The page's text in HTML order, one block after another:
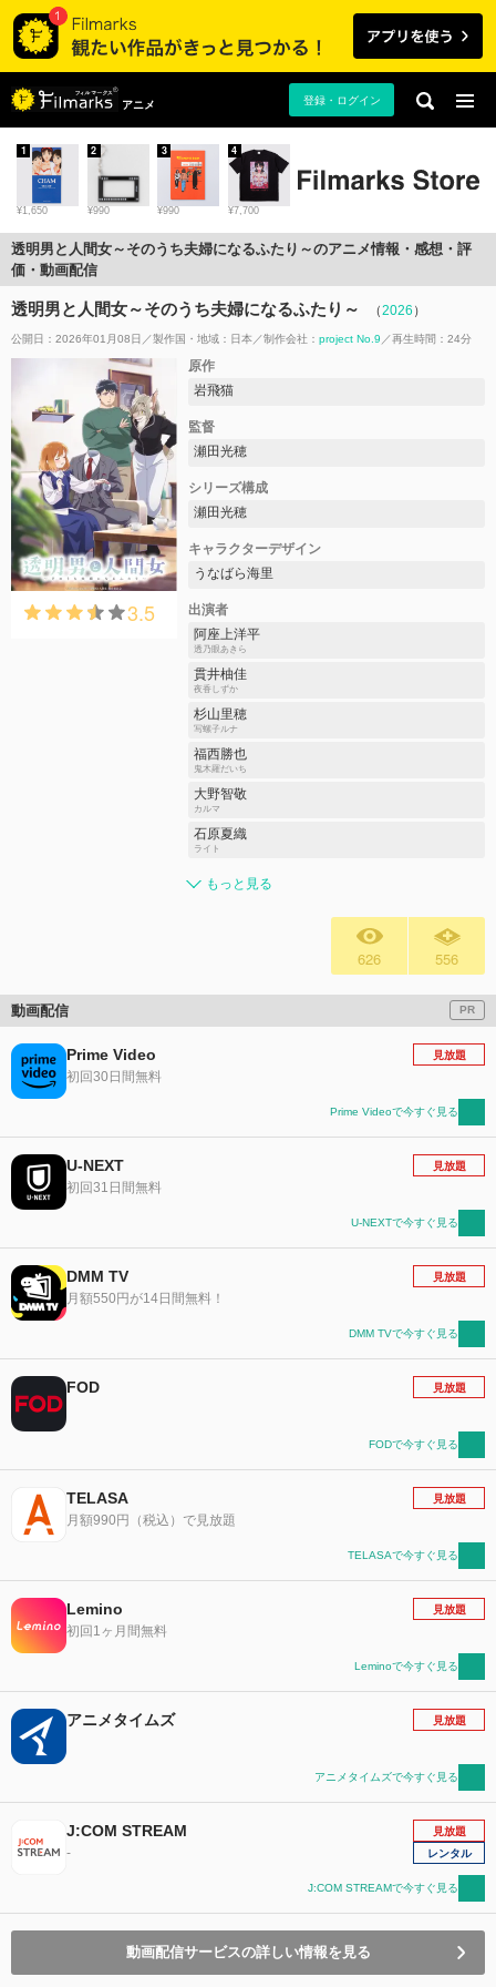
アニメ 登録・ログイン
¥1,650
1
¥990
2
¥990
3
¥7,700
4
透明男と人間女～そのうち夫婦になるふたり～のアニメ情報・感想・評
価・動画配信
透明男と人間女～そのうち夫婦になるふたり～ （2026 ）
公開日：2026年01月08日 製作国・地域： 日本 制作会社： project No.9 再生時間：24分
3.5
原作
岩飛猫
監督
瀬田光穂
シリーズ構成
瀬田光穂
キャラクターデザイン
うなばら海里
出演者
阿座上洋平
透乃眼あきら
貫井柚佳
夜香しずか
杉山里穂
写螺子ルナ
福西勝也
鬼木羅だいち
大野智敬
カルマ
石原夏織
ライト
もっと見る
626 556
動画配信 PR
Prime Video
初回30日間無料
見放題
Prime Videoで今すぐ見る
U-NEXT
初回31日間無料
見放題
U-NEXTで今すぐ見る
DMM TV
月額550円が14日間無料！
見放題
DMM TVで今すぐ見る
FOD 見放題
FODで今すぐ見る
TELASA
月額990円（税込）で見放題
見放題
TELASAで今すぐ見る
Lemino
初回1ヶ月間無料
見放題
Leminoで今すぐ見る
アニメタイムズ 見放題
アニメタイムズで今すぐ見る
J:COM STREAM
-
見放題
レンタル
J:COM STREAMで今すぐ見る
動画配信サービスの詳しい情報を見る